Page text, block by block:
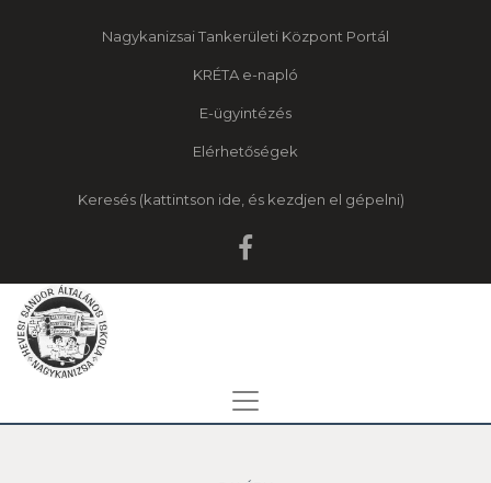
Nagykanizsai Tankerületi Központ Portál
KRÉTA e-napló
E-ügyintézés
Elérhetőségek
Keresés